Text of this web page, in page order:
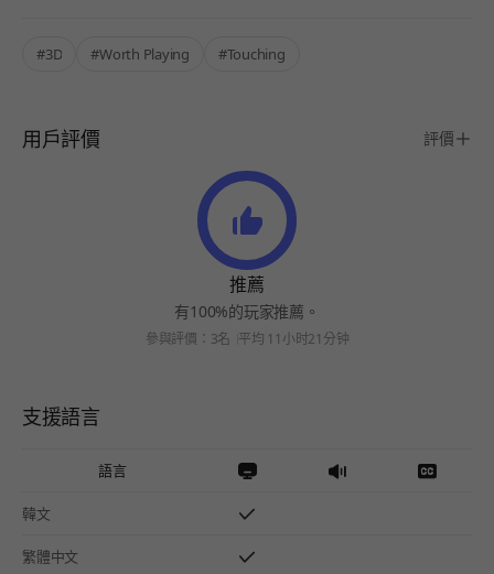
#3D #Worth Playing #Touching
用戶評價 評價
推薦
有100%的玩家推薦。
參與評價：3名 平均 11小时21分钟
支援語言
語言
韓文
繁體中文